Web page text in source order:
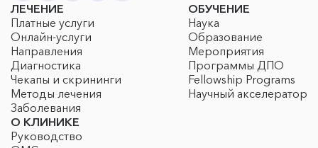
ЛЕЧЕНИЕ
Платные услуги
Онлайн-услуги
Направления
Диагностика
Чекапы и скрининги
Методы лечения
Заболевания
ОБУЧЕНИЕ
Наука
Образование
Мероприятия
Программы ДПО
Fellowship Programs
Научный акселератор
О КЛИНИКЕ
Руководство